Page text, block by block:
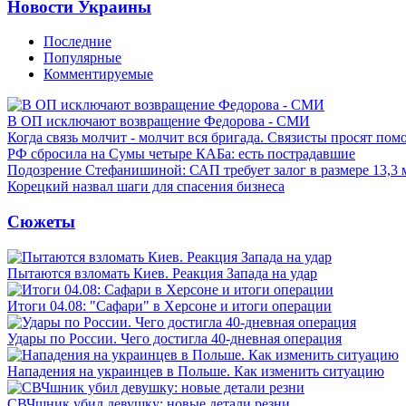
Новости Украины
Последние
Популярные
Комментируемые
В ОП исключают возвращение Федорова - СМИ
Когда связь молчит - молчит вся бригада. Связисты просят
РФ сбросила на Сумы четыре КАБа: есть пострадавшие
Подозрение Стефанишиной: САП требует залог в размере 13,3
Корецкий назвал шаги для спасения бизнеса
Сюжеты
Пытаются взломать Киев. Реакция Запада на удар
Итоги 04.08: "Сафари" в Херсоне и итоги операции
Удары по России. Чего достигла 40-дневная операция
Нападения на украинцев в Польше. Как изменить ситуацию